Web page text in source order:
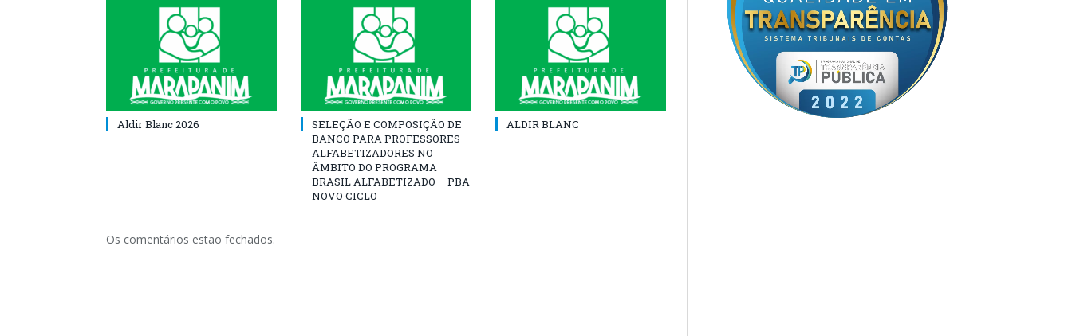
Aldir Blanc 2026
SELEÇÃO E COMPOSIÇÃO DE
BANCO PARA PROFESSORES
ALFABETIZADORES NO
ÂMBITO DO PROGRAMA
BRASIL ALFABETIZADO – PBA
NOVO CICLO
ALDIR BLANC
Os comentários estão fechados.